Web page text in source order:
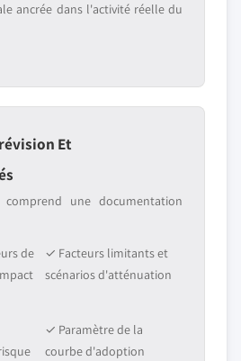
ancrée dans l'activité réelle du
Et
comprend une documentation
de
✓ Facteurs limitants et
scénarios d'atténuation
✓ Paramètre de la
courbe d'adoption